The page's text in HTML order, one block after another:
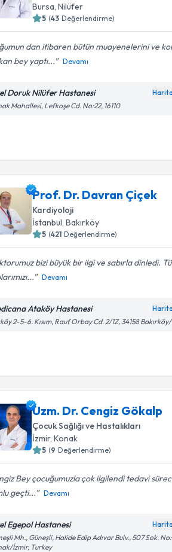
Bursa,Nilüfer
5 (43 Değerlendirme)
dan itibaren bütün muayenelerini ve
bey yaptı...
Devamı
Doruk Nilüfer Hastanesi
Mahallesi, Lefkoşe Cd. No:22, 16110
Prof. Dr. Davran Çiçek
Kardiyoloji
İstanbul ,Bakırköy
5 (421 Değerlendirme)
bizi büyük bir ilgi ve sabırla dinledi.
Devamı
Ataköy Hastanesi
2-5-6. Kısım, Rauf Orbay Cd. 2/1Z, 34158
Uzm. Dr. Cengiz Gökalp
Çocuk Sağlığı ve Hastalıkları
İzmir,Konak
5 (9 Değerlendirme)
Bey çocuğumuzla çok ilgilendi tedavi
geçti...
Devamı
Egepol Hastanesi
Mh., Güneşli, Halide Edip Adıvar Bulv., 507 Sok.
İzmir, Turkey